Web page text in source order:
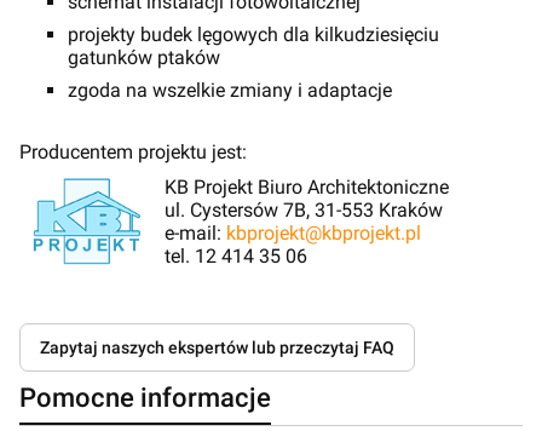
projekty budek lęgowych dla kilkudziesięciu
gatunków ptaków
zgoda na wszelkie zmiany i adaptacje
Producentem projektu jest:
KB Projekt Biuro Architektoniczne
ul. Cystersów 7B, 31-553 Kraków
e-mail: kbprojekt@kbprojekt.pl
tel. 12 414 35 06
Zapytaj naszych ekspertów lub przeczytaj FAQ
Pomocne informacje